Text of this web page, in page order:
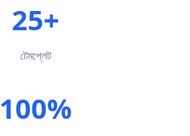
25+
টেমপ্লেট
100%